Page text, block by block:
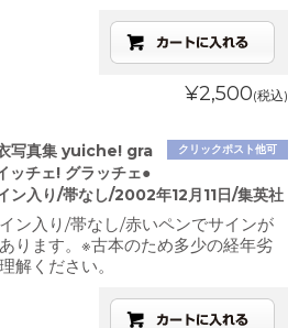
¥2,500(税込)
クリックポスト他可
写真集 yuiche! gra
ッチェ! グラッチェ●
ン入り/帯なし/2002年12月11日/集英社
ン入り/帯なし/赤いペンでサインが
ります。※古本のため多少の経年劣
解ください。